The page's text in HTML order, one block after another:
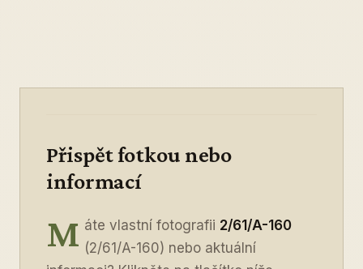
Přispět fotkou nebo
informací
M áte vlastní fotografii 2/61/A-160
(2/61/A-160) nebo aktuální